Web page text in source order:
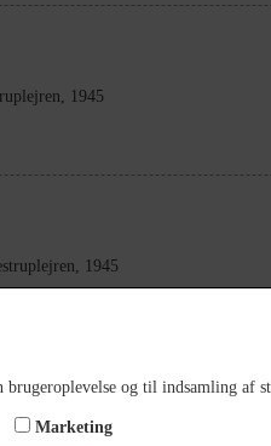
1945
1945
1945
og til indsamling af
Marketing